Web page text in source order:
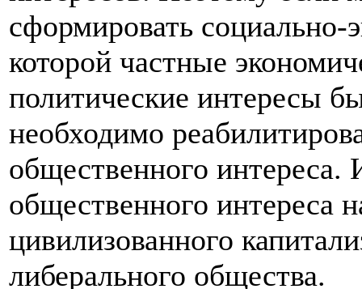
сформировать
которой частные
политические интересы
необходимо
общественного интереса.
общественного интереса
цивилизованного
либерального общества.